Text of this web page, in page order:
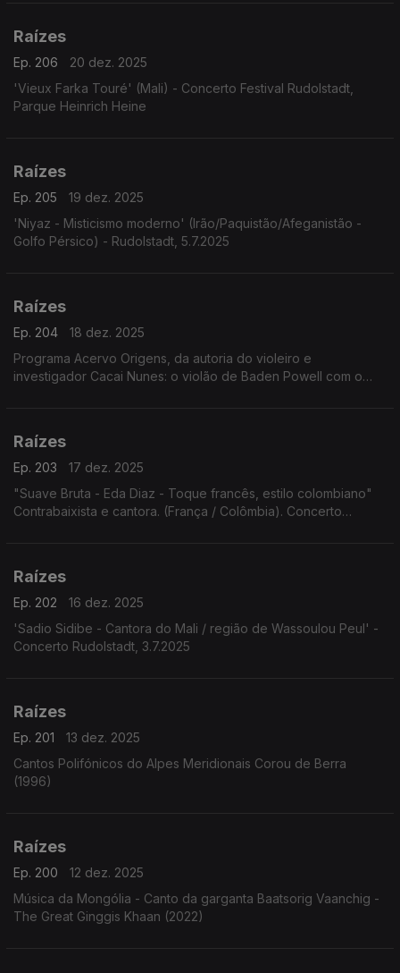
Raízes
Ep. 206
20 dez. 2025
'Vieux Farka Touré' (Mali) - Concerto Festival Rudolstadt,
Parque Heinrich Heine
Raízes
Ep. 205
19 dez. 2025
'Niyaz - Misticismo moderno' (Irão/Paquistão/Afeganistão -
Golfo Pérsico) - Rudolstadt, 5.7.2025
Raízes
Ep. 204
18 dez. 2025
Programa Acervo Origens, da autoria do violeiro e
investigador Cacai Nunes: o violão de Baden Powell com o
Raízes
Ep. 203
17 dez. 2025
"Suave Bruta - Eda Diaz - Toque francês, estilo colombiano"
Contrabaixista e cantora. (França / Colômbia). Concerto
Raízes
Ep. 202
16 dez. 2025
'Sadio Sidibe - Cantora do Mali / região de Wassoulou Peul' -
Concerto Rudolstadt, 3.7.2025
Raízes
Ep. 201
13 dez. 2025
Cantos Polifónicos do Alpes Meridionais Corou de Berra
(1996)
Raízes
Ep. 200
12 dez. 2025
Música da Mongólia - Canto da garganta Baatsorig Vaanchig -
The Great Ginggis Khaan (2022)